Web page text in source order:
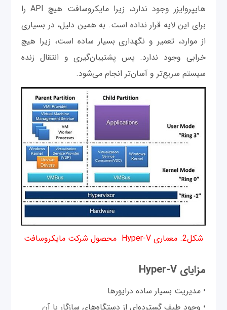
هایپروایزر وجود ندارد، زیرا مایکروسافت هیچ API را
برای این لایه قرار نداده است. به همین دلیل، در بسیاری
از موارد، تعمیر و نگهداری بسیار ساده است، زیرا هیچ
خرابی وجود ندارد. پس پشتیبان‌گیری و انتقال زنده
سیستم سریع‌تر و آسان‌تر انجام می‌شود.
شکل2. معماری Hyper-V محصول شرکت مایکروسافت
مزایای Hyper-V
• مدیریت بسیار ساده درایورها
• وجود طیف گسترده‌ای از دستگاه‌های سازگار با آن